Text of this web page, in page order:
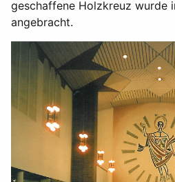
geschaffene Holzkreuz wurde
angebracht.